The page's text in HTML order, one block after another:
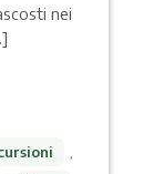
nei